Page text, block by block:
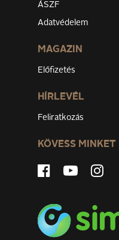
ÁSZF
Adatvédelem
MAGAZIN
Előfizetés
HÍRLEVÉL
Feliratkozás
KÖVESS MINKET